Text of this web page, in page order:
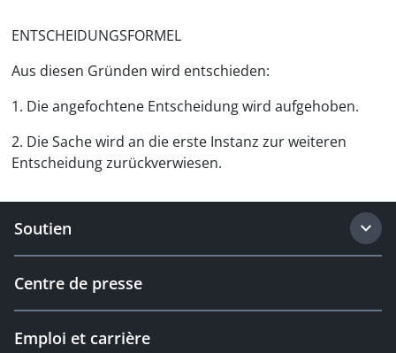
ENTSCHEIDUNGSFORMEL
Aus diesen Gründen wird entschieden:
1. Die angefochtene Entscheidung wird aufgehoben.
2. Die Sache wird an die erste Instanz zur weiteren
Entscheidung zurückverwiesen.
Soutien
Centre de presse
Emploi et carrière